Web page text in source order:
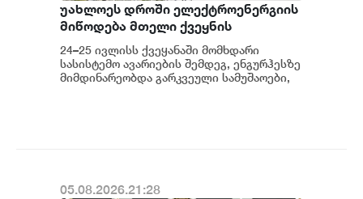
უახლოეს დროში ელექტროენერგიის
მიწოდება მთელი ქვეყნის
მასშტაბით აღდგება - საქართველოს
სახელმწიფო ელექტროსისტემა
24–25 ივლისს ქვეყანაში მომხდარი
სასისტემო ავარიების შემდეგ, ენგურჰესზე
მიმდინარეობდა გარკვეული სამუშაოები,
05.08.2026.21:28